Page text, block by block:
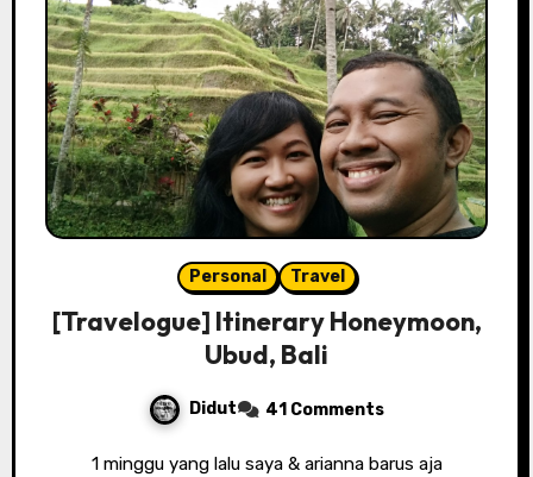
Personal Travel
[Travelogue] Itinerary Honeymoon,
Ubud, Bali
Didut 41 Comments
1 minggu yang lalu saya & arianna barus aja